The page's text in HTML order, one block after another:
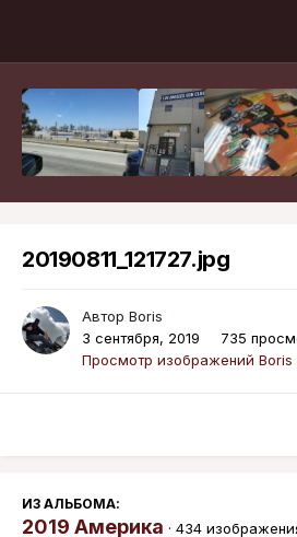
20190811_121727.jpg
Автор Boris
3 сентября, 2019
735
Просмотр изображений Boris
ИЗ АЛЬБОМА:
2019 Америка · 434